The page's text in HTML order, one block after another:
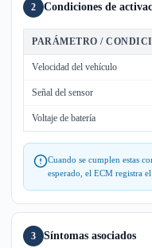
2 Condiciones de
PARÁMETRO /
Velocidad del vehículo
Señal del sensor
Voltaje de batería
Cuando se cumplen estas
esperado, el ECM registra
3 Síntomas asociados